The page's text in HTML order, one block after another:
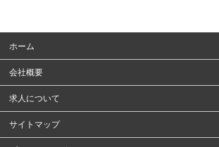
ホーム
会社概要
求人について
サイトマップ